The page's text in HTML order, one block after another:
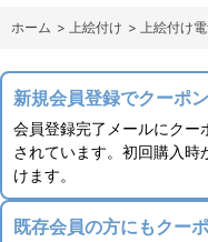
ホーム > 上絵付け > 上絵付け
新規会員登録でクーポ
会員登録完了メールにクー
されています。初回購入時
けます。
既存会員の方にもクー